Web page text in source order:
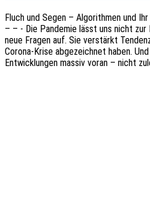
Fluch und Segen – Algo­rith­men und
– – - Die Pande­mie lässt uns nicht zur
neue Fragen auf. Sie verstärkt
Corona-Krise abge­zeich­net haben.
Entwick­lun­gen massiv voran – nicht